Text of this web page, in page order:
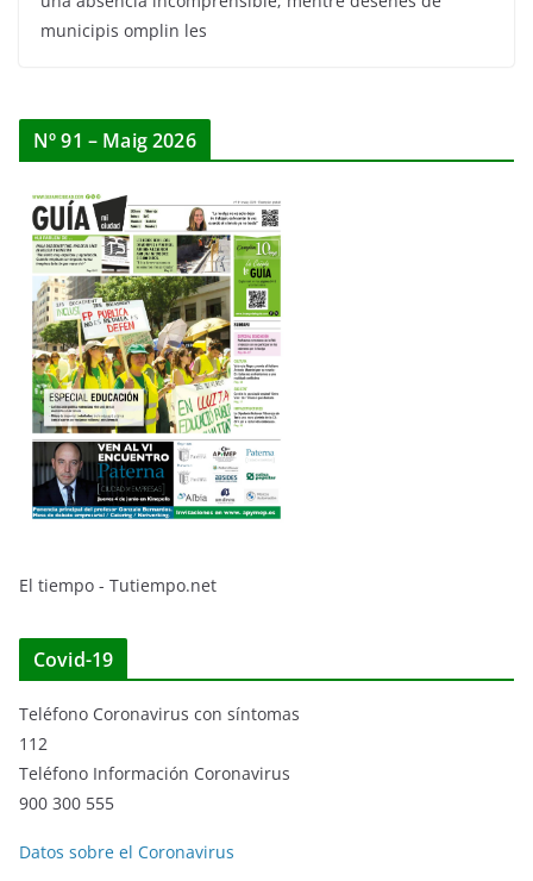
municipis omplin les
Nº 91 – Maig 2026
El tiempo - Tutiempo.net
Covid-19
Teléfono Coronavirus con síntomas
112
Teléfono Información Coronavirus
900 300 555
Datos sobre el Coronavirus